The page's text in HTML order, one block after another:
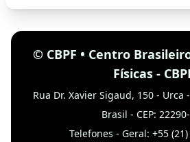
© CBPF • Centro
Físicas -
Rua Dr. Xavier Sigaud, 150 - Urca
Brasil - CEP:
Telefones - Geral: +55